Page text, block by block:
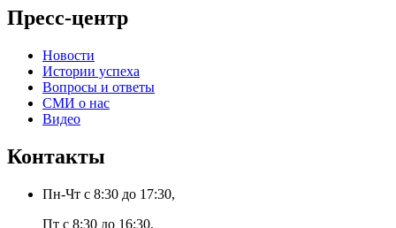
Пресс-центр
Новости
Истории успеха
Вопросы и ответы
СМИ о нас
Видео
Контакты
Пн-Чт с 8:30 до 17:30,
Пт с 8:30 до 16:30,